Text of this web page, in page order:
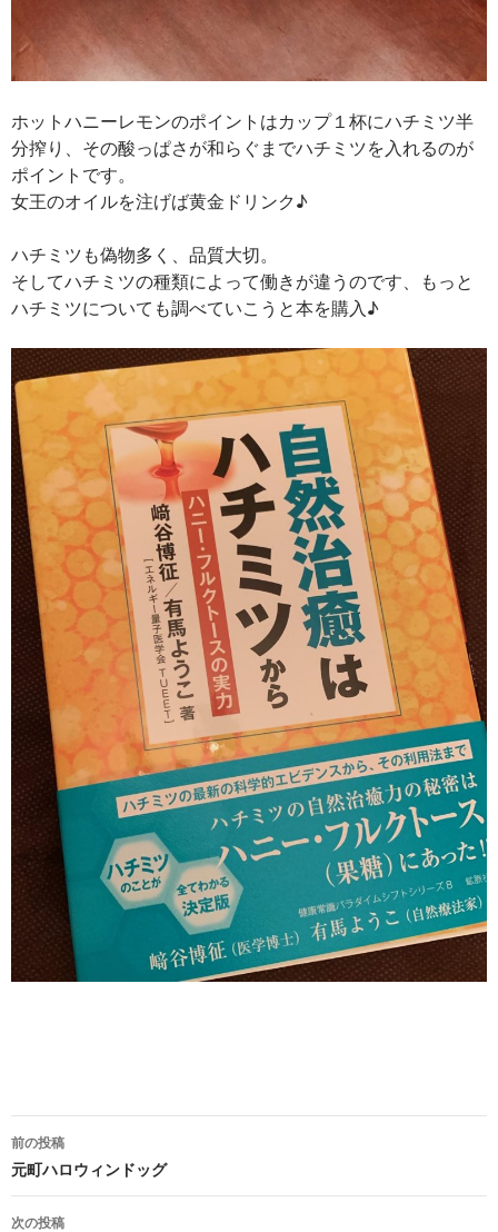
ホットハニーレモンのポイントはカップ１杯にハチミツ半
分搾り、その酸っぱさが和らぐまでハチミツを入れるのが
ポイントです。
女王のオイルを注げば黄金ドリンク♪
ハチミツも偽物多く、品質大切。
そしてハチミツの種類によって働きが違うのです、もっと
ハチミツについても調べていこうと本を購入♪
投
稿
ナ
前の投稿
元町ハロウィンドッグ
次の投稿